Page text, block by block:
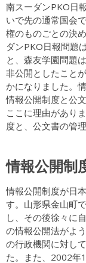
南スーダンPKO日
いで先の通常国会
権のものごとの決
ダンPKO日報問題
と、森友学園問題
非公開としたこと
かになりました。
情報公開制度と公
ここに理由があり
度と、公文書の管
情報公開制
情報公開制度が日
す。山形県金山町
し、その後徐々に
の情報公開法がよ
の行政機関に対し
た。また、2002年